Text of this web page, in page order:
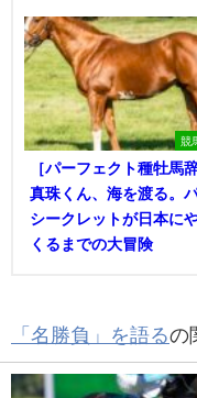
競
［パーフェクト種牡馬辞
真珠くん、海を渡る。
シークレットが日本に
くるまでの大冒険
「名勝負」を語るの